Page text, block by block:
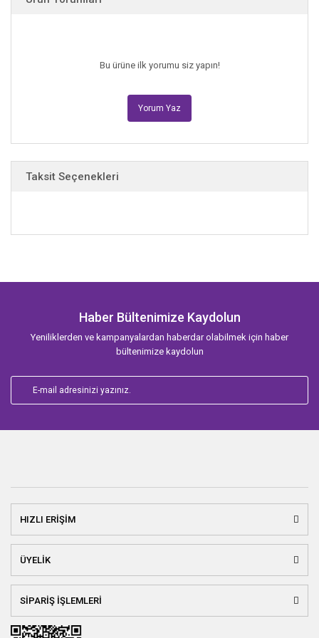
Bu ürüne ilk yorumu siz yapın!
Yorum Yaz
Taksit Seçenekleri
Haber Bültenimize Kaydolun
Yeniliklerden ve kampanyalardan haberdar olabilmek için haber
bültenimize kaydolun
HIZLI ERİŞİM
ÜYELİK
SİPARİŞ İŞLEMLERİ